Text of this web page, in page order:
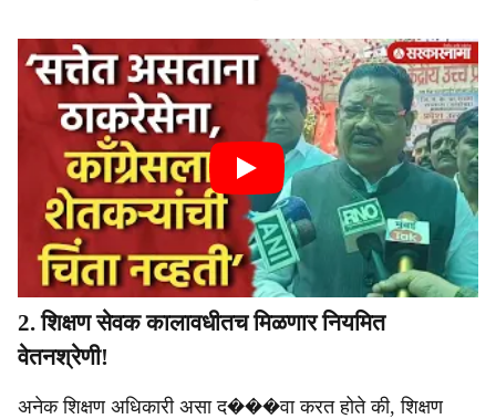
2. शिक्षण सेवक कालावधीतच मिळणार नियमित
वेतनश्रेणी!
अनेक शिक्षण अधिकारी असा द���वा करत होते की, शिक्षण